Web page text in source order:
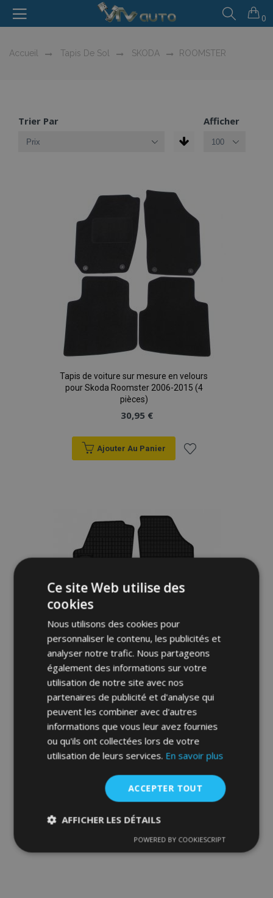
0
Accueil Tapis De Sol SKODA ROOMSTER
Trier Par Afficher
Tapis de voiture sur mesure en velours
pour Skoda Roomster 2006-2015 (4
pièces)
30,95 €
Ajouter Au Panier
d'achats
Tapis de voiture pour ŠKODA ROOMSTER
4 pcs 2006-2015
36,00 €
Ajouter Au Panier
Ajouter
liste
Ce site Web utilise des
cookies
Nous utilisons des cookies pour
personnaliser le contenu, les publicités et
analyser notre trafic. Nous partageons
également des informations sur votre
utilisation de notre site avec nos
partenaires de publicité et d'analyse qui
peuvent les combiner avec d'autres
informations que vous leur avez fournies
ou qu'ils ont collectées lors de votre
utilisation de leurs services. En savoir plus
ACCEPTER TOUT
AFFICHER LES DÉTAILS
nécessaires
Performance Ciblage
POWERED BY COOKIESCRIPT